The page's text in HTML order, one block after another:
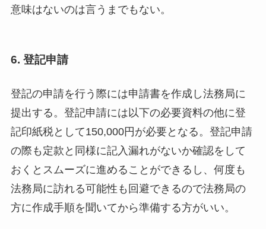
意味はないのは言うまでもない。
6. 登記申請
登記の申請を行う際には申請書を作成し法務局に
提出する。登記申請には以下の必要資料の他に登
記印紙税として150,000円が必要となる。登記申請
の際も定款と同様に記入漏れがないか確認をして
おくとスムーズに進めることができるし、何度も
法務局に訪れる可能性も回避できるので法務局の
方に作成手順を聞いてから準備する方がいい。